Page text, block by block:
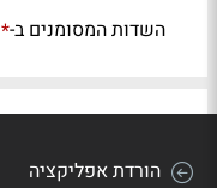
השדות המסומנים ב-*
הורדת אפליקציה